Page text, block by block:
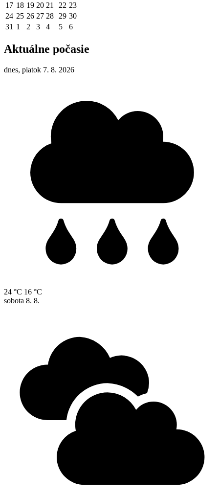
17 18 19 20 21 22 23
24 25 26 27 28 29 30
31 1 2 3 4 5 6
Aktuálne počasie
dnes, piatok 7. 8. 2026
24 °C 16 °C
sobota 8. 8.